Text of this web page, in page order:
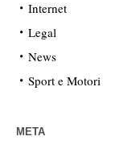
Internet
Legal
News
Sport e Motori
META